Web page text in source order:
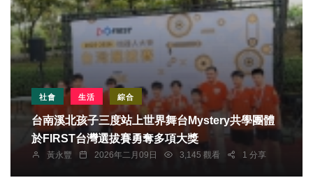
社會 生活 綜合
台南溪北孩子三度站上世界舞台Mystery共學團體
於FIRST台灣選拔賽勇奪多項大獎
黃永豐 2026年二月09日 3,145 觀看 1 分享